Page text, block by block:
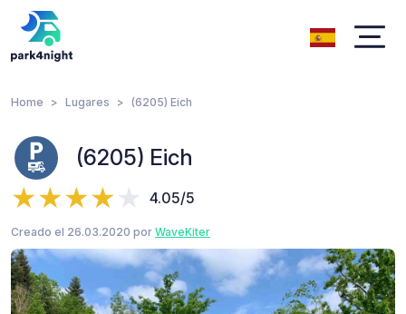
Home Lugares (6205) Eich
(6205) Eich
4.05/5
Creado el 26.03.2020 por WaveKiter